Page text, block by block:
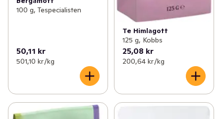
100 g, Tespecialisten
50,11 kr
501,10 kr /kg
Te Himlagott
125 g, Kobbs
25,08 kr
200,64 kr /kg